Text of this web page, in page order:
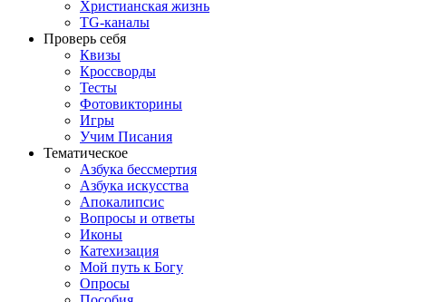
Христианская жизнь
TG-каналы
Проверь себя
Квизы
Кроссворды
Тесты
Фотовикторины
Игры
Учим Писания
Тематическое
Азбука бессмертия
Азбука искусства
Апокалипсис
Вопросы и ответы
Иконы
Катехизация
Мой путь к Богу
Опросы